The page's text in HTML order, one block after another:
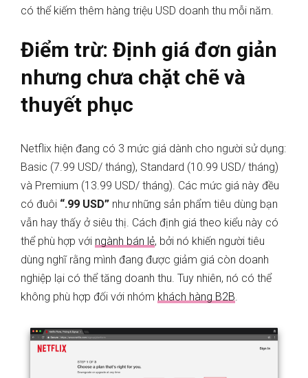
có thể kiếm thêm hàng triệu USD doanh thu mỗi năm.
Điểm trừ: Định giá đơn giản
nhưng chưa chặt chẽ và
thuyết phục
Netflix hiện đang có 3 mức giá dành cho người sử dụng:
Basic (7.99 USD/ tháng), Standard (10.99 USD/ tháng)
và Premium (13.99 USD/ tháng). Các mức giá này đều
có đuôi “.99 USD” như những sản phẩm tiêu dùng bạn
vẫn hay thấy ở siêu thị. Cách định giá theo kiểu này có
thể phù hợp với ngành bán lẻ, bởi nó khiến người tiêu
dùng nghĩ rằng mình đang được giảm giá còn doanh
nghiệp lại có thể tăng doanh thu. Tuy nhiên, nó có thể
không phù hợp đối với nhóm khách hàng B2B.